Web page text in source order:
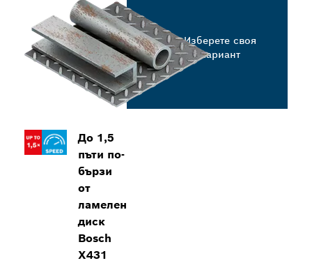
До 1,5
пъти по-
бързи
от
ламелен
диск
Bosch
X431
Изберете своя
вариант